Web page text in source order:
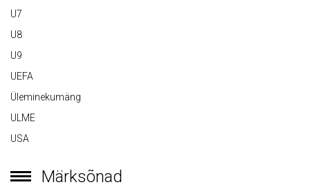
U7
U8
U9
UEFA
Üleminekumäng
ULME
USA
Märksõnad